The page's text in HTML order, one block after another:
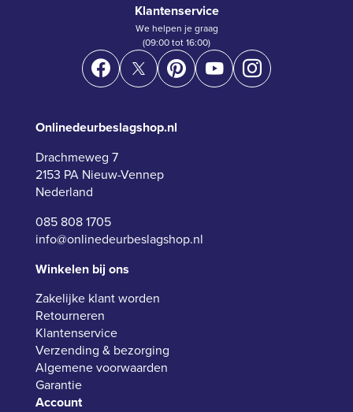
Klantenservice
We helpen je graag
(09:00 tot 16:00)
Onlinedeurbeslagshop.nl
Drachmeweg 7
2153 PA Nieuw-Vennep
Nederland
085 808 1705
info@onlinedeurbeslagshop.nl
Winkelen bij ons
Zakelijke klant worden
Retourneren
Klantenservice
Verzending & bezorging
Algemene voorwaarden
Garantie
Account